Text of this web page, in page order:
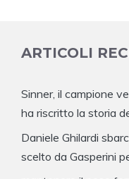
ARTICOLI
Sinner, il campione
ha riscritto la storia
Daniele Ghilardi
scelto da Gasperini